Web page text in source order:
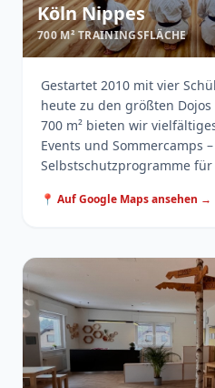
Köln Nippes
700 M² TRAININGSFLÄCHE
Gestartet 2010 mit vier
heute zu den größten
700 m² bieten wir
Events und Sommercamps
Selbstschutzprogramme für
📍 Auf Google Maps ansehen →